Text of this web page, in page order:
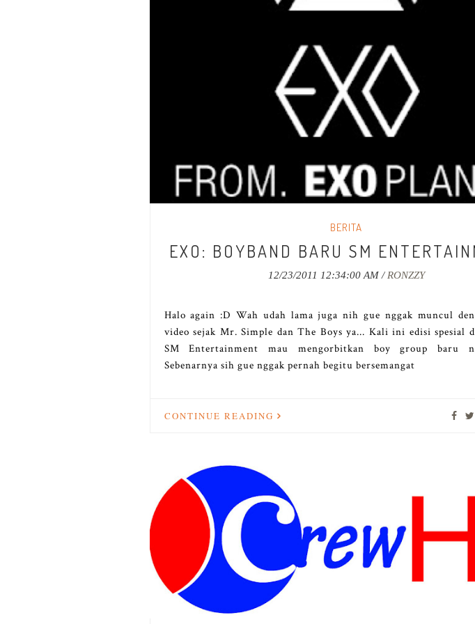
BERITA
EXO: BOYBAND BARU SM
12/23/2011 12:34:00 AM / RONZZY
Halo again :D Wah udah lama juga nih gue nggak muncul
video sejak Mr. Simple dan The Boys ya... Kali ini edisi spesial
SM Entertainment mau mengorbitkan boy group baru
Sebenarnya sih gue nggak pernah begitu bersemangat
CONTINUE READING